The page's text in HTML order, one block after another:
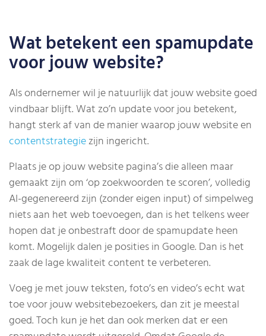
Wat betekent een spamupdate
voor jouw website?
Als ondernemer wil je natuurlijk dat jouw website goed
vindbaar blijft. Wat zo’n update voor jou betekent,
hangt sterk af van de manier waarop jouw website en
contentstrategiezijn ingericht.
Plaats je op jouw website pagina’s die alleen maar
gemaakt zijn om ‘op zoekwoorden te scoren’, volledig
AI-gegenereerd zijn (zonder eigen input) of simpelweg
niets aan het web toevoegen, dan is het telkens weer
hopen dat je onbestraft door de spamupdate heen
komt. Mogelijk dalen je posities in Google. Dan is het
zaak de lage kwaliteit content te verbeteren.
Voeg je met jouw teksten, foto’s en video’s echt wat
toe voor jouw websitebezoekers, dan zit je meestal
goed. Toch kun je het dan ook merken dat er een